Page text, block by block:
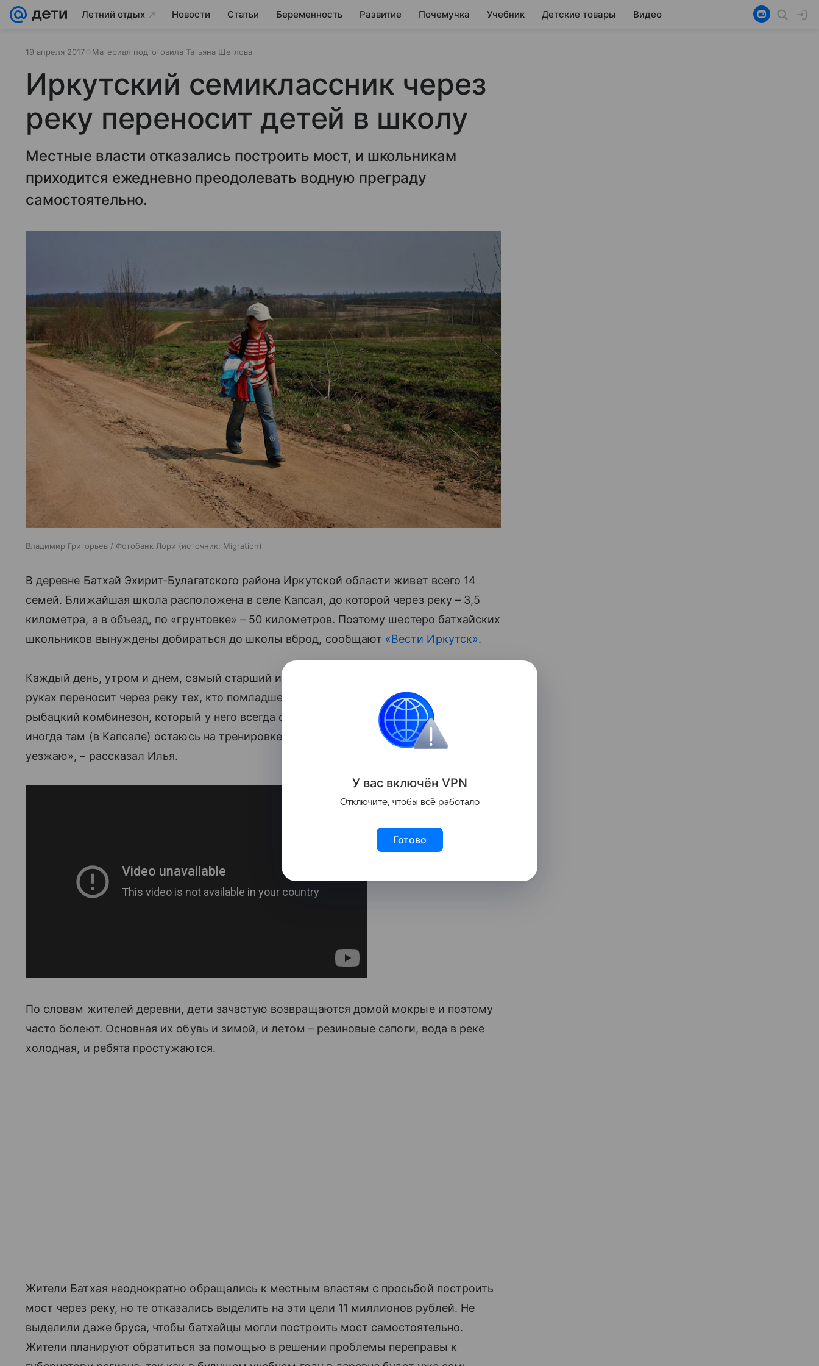
Летний отдых Новости Статьи Беременность Развитие Почемучка Учебник Детские товары Видео
19 апреля 2017 Материал подготовила Татьяна Щеглова
Иркутский семиклассник через
реку переносит детей в школу
Местные власти отказались построить мост, и школьникам
приходится ежедневно преодолевать водную преграду
самостоятельно.
Владимир Григорьев / Фотобанк Лори источник: Migration
В деревне Батхай Эхирит-Булагатского района Иркутской области живет всего 14
семей. Ближайшая школа расположена в селе Капсал, до которой через реку – 3,5
километра, а в объезд, по «грунтовке» – 50 километров. Поэтому шестеро батхайских
школьников вынуждены добираться до школы вброд, сообщают «Вести Иркутск».
Каждый день, утром и днем, самый старший из детей, семиклассник Илья Имеев, на
руках переносит через реку тех, кто помладше. Для этой цели мальчик надевает
рыбацкий комбинезон, который у него всегда с собой. «Иногда устаю. Бывает, что
иногда там (в Капсале) остаюсь на тренировке, приеду на машине, перенесу назад, и
уезжаю», – рассказал Илья.
По словам жителей деревни, дети зачастую возвращаются домой мокрые и поэтому
часто болеют. Основная их обувь и зимой, и летом – резиновые сапоги, вода в реке
холодная, и ребята простужаются.
Жители Батхая неоднократно обращались к местным властям с просьбой построить
мост через реку, но те отказались выделить на эти цели 11 миллионов рублей. Не
выделили даже бруса, чтобы батхайцы могли построить мост самостоятельно.
Жители планируют обратиться за помощью в решении проблемы переправы к
У вас включён VPN
Отключите, чтобы всё работало
Готово